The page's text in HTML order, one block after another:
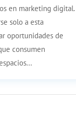
en marketing digital.
solo a esta
oportunidades de
consumen